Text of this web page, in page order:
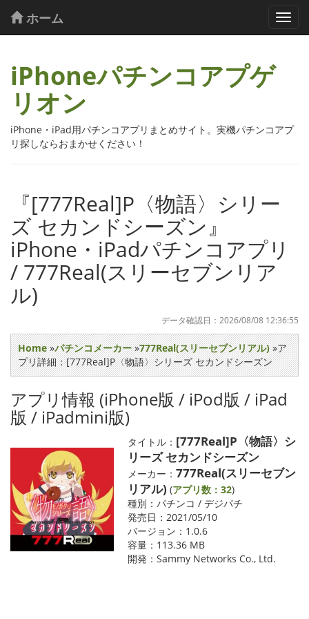
ホーム
iPhoneパチンコアプゲ
リオン
iPhone・iPad用パチンコアプリまとめサイト。実機パチンコアプ
リ探しならおまかせください！
『[777Real]P〈物語〉シリー
ズ セカンドシーズン』
iPhone・iPadパチンコアプリ
/ 777Real(スリーセブンリア
ル)
データ確認日：2026/08/08 12:36:55
Home»パチンコメーカー»777Real(スリーセブンリアル)»ア
プリ詳細：[777Real]P〈物語〉シリーズ セカンドシーズン
アプリ情報 (iPhone版 / iPod版 / iPad
版 / iPadmini版)
タイトル： [777Real]P〈物語〉シ
リーズ セカンドシーズン
メーカー： 777Real(スリーセブン
リアル) (アプリ数：32)
種別：パチンコ / デジパチ
発売日：2021/05/10
バージョン：1.0.6
容量：113.36 MB
開発：Sammy Networks Co., Ltd.